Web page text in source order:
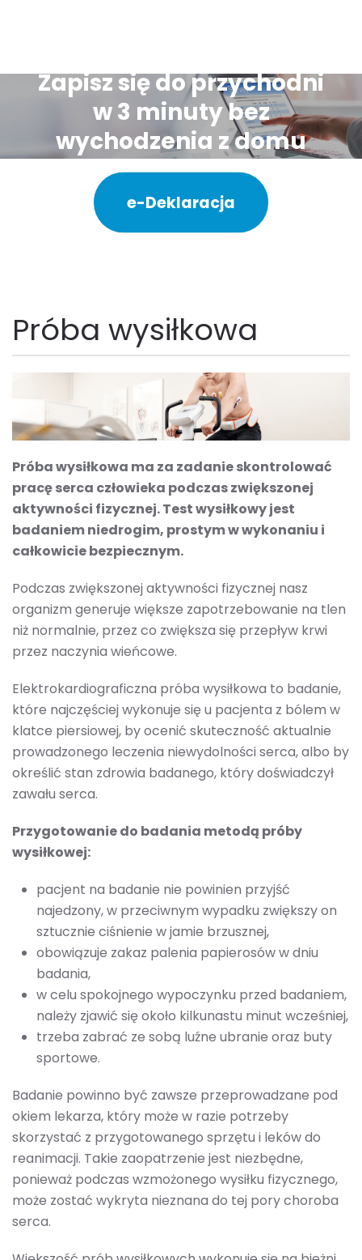
Zapisz się do przychodni
w 3 minuty bez
wychodzenia z domu
e-Deklaracja
Próba wysiłkowa
Próba wysiłkowa ma za zadanie skontrolować
pracę serca człowieka podczas zwiększonej
aktywności fizycznej. Test wysiłkowy jest
badaniem niedrogim, prostym w wykonaniu i
całkowicie bezpiecznym.
Podczas zwiększonej aktywności fizycznej nasz
organizm generuje większe zapotrzebowanie na tlen
niż normalnie, przez co zwiększa się przepływ krwi
przez naczynia wieńcowe.
Elektrokardiograficzna próba wysiłkowa to badanie,
które najczęściej wykonuje się u pacjenta z bólem w
klatce piersiowej, by ocenić skuteczność aktualnie
prowadzonego leczenia niewydolności serca, albo by
określić stan zdrowia badanego, który doświadczył
zawału serca.
Przygotowanie do badania metodą próby
wysiłkowej:
pacjent na badanie nie powinien przyjść
najedzony, w przeciwnym wypadku zwiększy on
sztucznie ciśnienie w jamie brzusznej,
obowiązuje zakaz palenia papierosów w dniu
badania,
w celu spokojnego wypoczynku przed badaniem,
należy zjawić się około kilkunastu minut wcześniej,
trzeba zabrać ze sobą luźne ubranie oraz buty
sportowe.
Badanie powinno być zawsze przeprowadzane pod
okiem lekarza, który może w razie potrzeby
skorzystać z przygotowanego sprzętu i leków do
reanimacji. Takie zaopatrzenie jest niezbędne,
ponieważ podczas wzmożonego wysiłku fizycznego,
może zostać wykryta nieznana do tej pory choroba
serca.